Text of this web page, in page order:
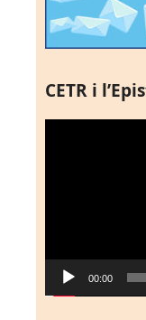
CETR i
00:00